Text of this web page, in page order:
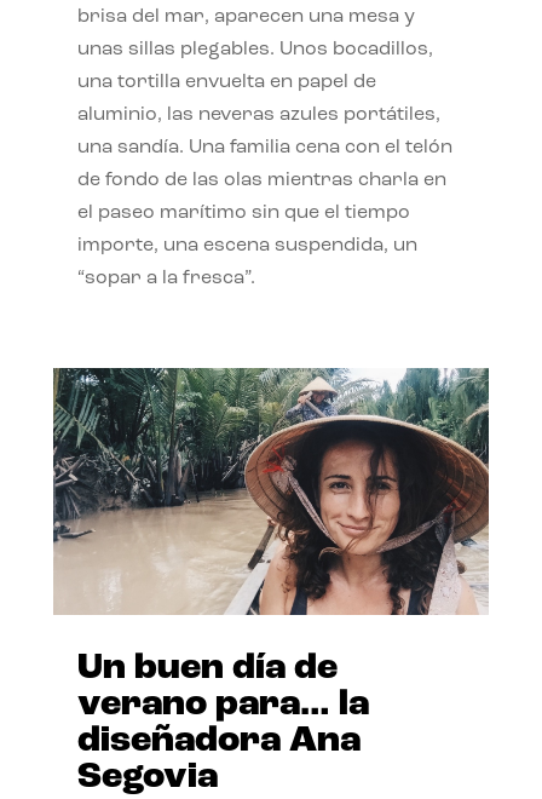
brisa del mar, aparecen una mesa y
unas sillas plegables. Unos bocadillos,
una tortilla envuelta en papel de
aluminio, las neveras azules portátiles,
una sandía. Una familia cena con el telón
de fondo de las olas mientras charla en
el paseo marítimo sin que el tiempo
importe, una escena suspendida, un
“sopar a la fresca”.
Un buen día de
verano para… la
diseñadora Ana
Segovia